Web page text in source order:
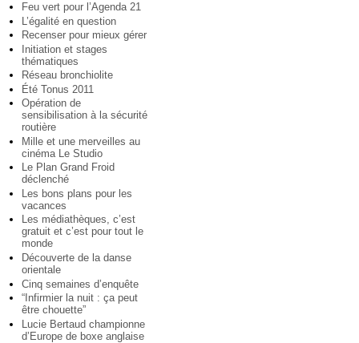
Feu vert pour l’Agenda 21
L’égalité en question
Recenser pour mieux gérer
Initiation et stages
thématiques
Réseau bronchiolite
Été Tonus 2011
Opération de
sensibilisation à la sécurité
routière
Mille et une merveilles au
cinéma Le Studio
Le Plan Grand Froid
déclenché
Les bons plans pour les
vacances
Les médiathèques, c’est
gratuit et c’est pour tout le
monde
Découverte de la danse
orientale
Cinq semaines d’enquête
“Infirmier la nuit : ça peut
être chouette”
Lucie Bertaud championne
d’Europe de boxe anglaise